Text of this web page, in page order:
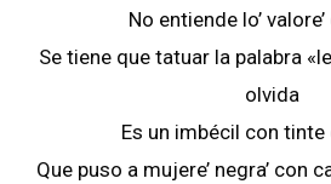
No entiende lo’
Se tiene que tatuar la palabra
olvida
Es un imbécil con tinte
Que puso a mujere’ negra’ con